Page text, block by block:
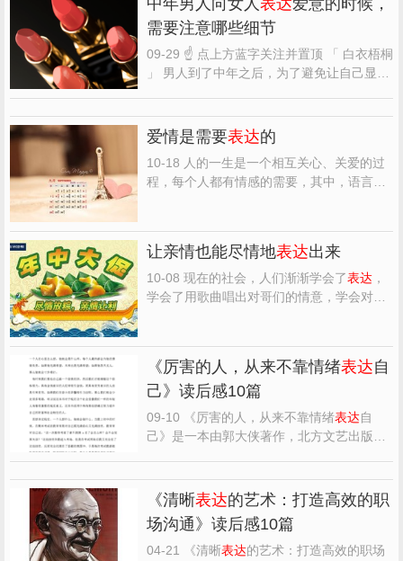
的。” “一定要记住去哪都要带着钱包。即便
是进卫...
中年男人向女人表达爱意的时候，
需要注意哪些细节
09-29 ☝ 点上方蓝字关注并置顶 「 白衣梧桐
」 男人到了中年之后，为了避免让自己显得
的方式过于油腻或浮夸，往往会引起女人的
强烈反感。 男人到了中年，往往会面临各种
各样的压力。但...
爱情是需要表达的
10-18 人的一生是一个相互关心、关爱的过
程，每个人都有情感的需要，其中，语言的
让亲情也能尽情地表达出来
10-08 现在的社会，人们渐渐学会了表达，
学会了用歌曲唱出对哥们的情意，学会对老
我们中国的老一辈人，总是不善于表达自
己，但是，无论怎么样...
《厉害的人，从来不靠情绪表达自
己》读后感10篇
09-10 《厉害的人，从来不靠情绪表达自
己》是一本由郭大侠著作，北方文艺出版社
后感，希望对大家能有帮助。 《厉害的人，
从来不靠情绪表达 自己》读后感(一)：掌控
情绪，掌控命运 人都...
《清晰表达的艺术：打造高效的职
场沟通》读后感10篇
04-21 《清晰表达的艺术：打造高效的职场